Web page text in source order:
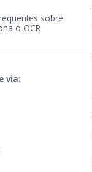
sobre
o OCR
via: